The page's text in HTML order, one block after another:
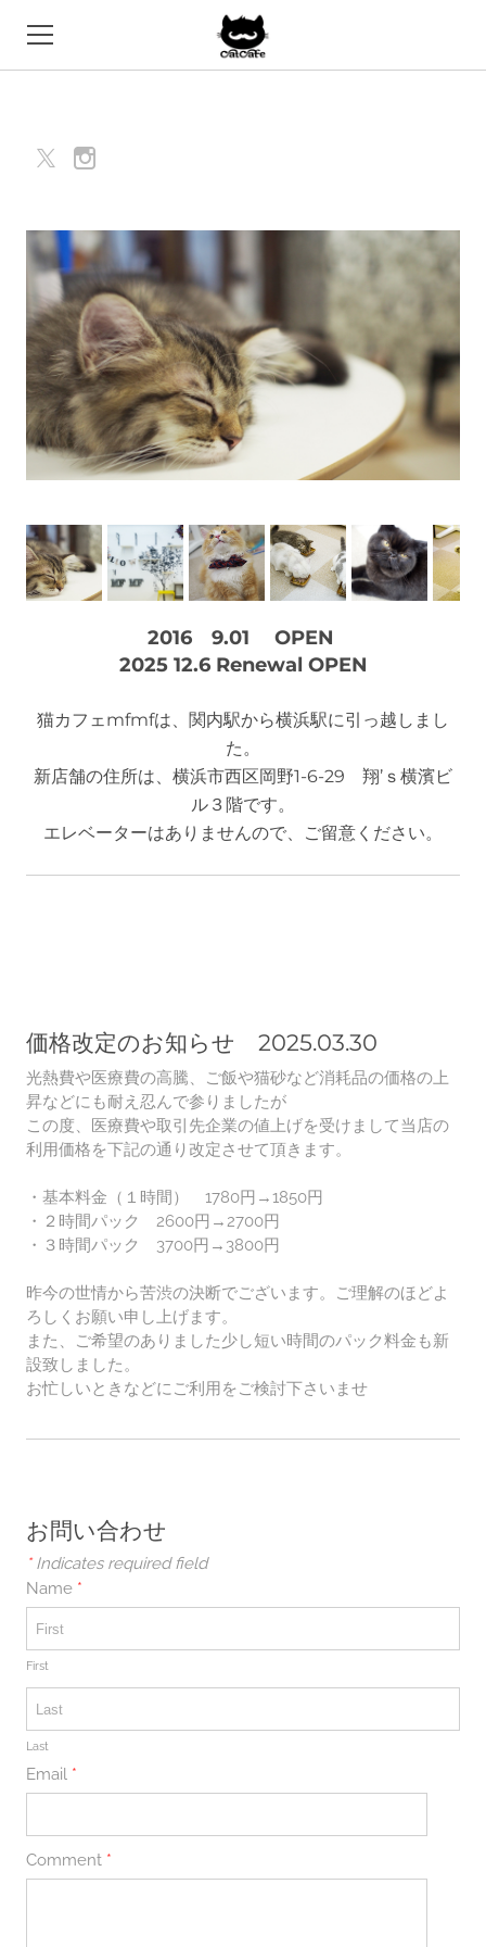
2016 9.01 OPEN
2025 12.6 Renewal OPEN
猫カフェmfmfは、関内駅から横浜駅に引っ越しまし
た。
新店舗の住所は、横浜市西区岡野1-6-29 翔’ｓ横濱ビ
ル３階です。
エレベーターはありませんので、ご留意ください。
価格改定のお知らせ 2025.03.30
光熱費や医療費の高騰、ご飯や猫砂など消耗品の価格の上
昇などにも耐え忍んで参りましたが
この度、医療費や取引先企業の値上げを受けまして当店の
利用価格を下記の通り改定させて頂きます。
・基本料金（１時間） 1780円→1850円
・２時間パック 2600円→2700円
・３時間パック 3700円→3800円
昨今の世情から苦渋の決断でございます。ご理解のほどよ
ろしくお願い申し上げます。
また、ご希望のありました少し短い時間のパック料金も新
設致しました。
お忙しいときなどにご利用をご検討下さいませ
お問い合わせ
*Indicates required field
Name *
First
Last
Email *
Comment *
SYSTEM
ACCESS